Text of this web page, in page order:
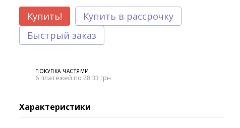
Купить!
Купить в рассрочку
Быстрый заказ
ПОКУПКА ЧАСТЯМИ
6 платежей по 28.33 грн
Характеристики